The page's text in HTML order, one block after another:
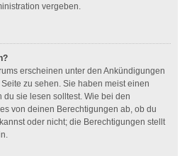
vergeben.
erscheinen unter den Ankündigungen
zu sehen. Sie haben meist einen
sie lesen solltest. Wie bei den
von deinen Berechtigungen ab, ob du
oder nicht; die Berechtigungen stellt